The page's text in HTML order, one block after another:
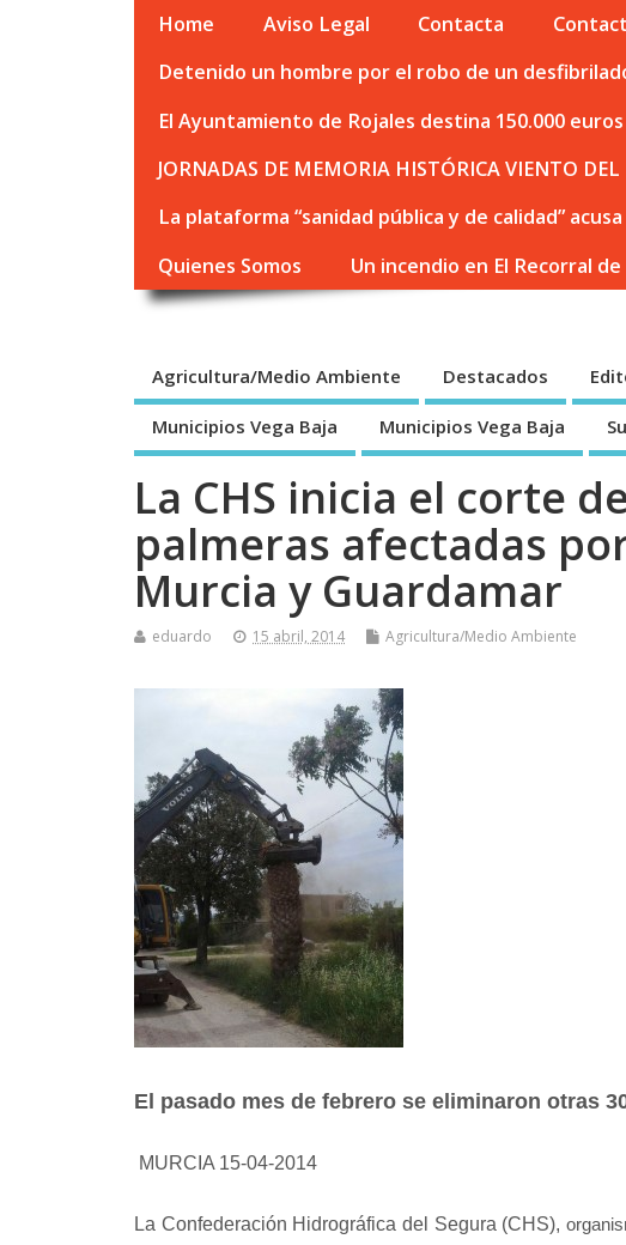
Home Aviso Legal Contacta
Detenido un hombre por el robo de un
El Ayuntamiento de Rojales destina 150.000
JORNADAS DE MEMORIA HISTÓRICA VIENTO
La plataforma “sanidad pública y de calidad”
Quienes Somos
Un incendio en El Recorral
Agricultura/Medio Ambiente Destacados
Municipios Vega Baja Municipios Vega Baja
La CHS inicia el corte
palmeras afectadas
Murcia y Guardamar
eduardo 15 abril, 2014 Agricultura/Medio Ambiente
El pasado mes de febrero se eliminaron otras
MURCIA 15-04-2014
La Confederación Hidrográfica del Segura (CHS),